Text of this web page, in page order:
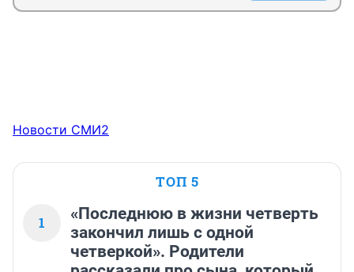
Новости СМИ2
ТОП 5
1
«Последнюю в жизни четверть
закончил лишь с одной
четверкой». Родители